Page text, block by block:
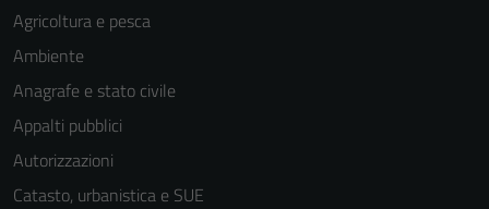
Agricoltura e pesca
Ambiente
Anagrafe e stato civile
Appalti pubblici
Autorizzazioni
Catasto, urbanistica e SUE